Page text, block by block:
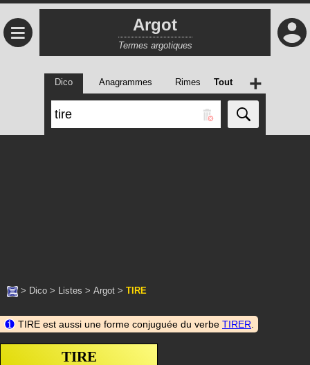
≡ Argot
Termes argotiques
Dico Anagrammes Rimes Tout +
> Dico > Listes > Argot > TIRE
TIRE est aussi une forme conjuguée du verbe TIRER
TIRE